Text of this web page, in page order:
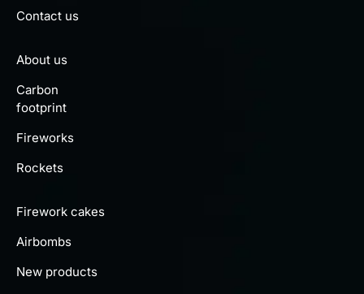
Contact us
About us
Carbon
footprint
Fireworks
Rockets
Firework cakes
Airbombs
New products